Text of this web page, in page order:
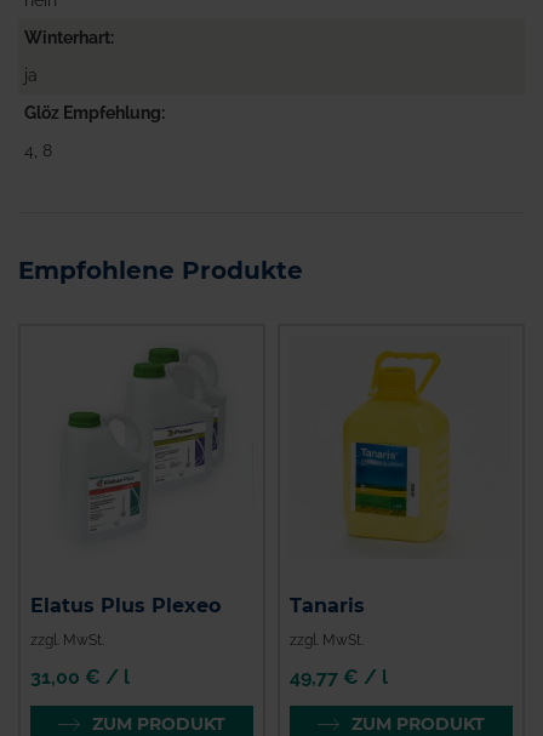
Winterhart
ja
Glöz Empfehlung
4, 8
Empfohlene Produkte
Elatus Plus Plexeo
zzgl. MwSt.
31,00 € / l
ZUM PRODUKT
Tanaris
zzgl. MwSt.
49,77 € / l
ZUM PRODUKT